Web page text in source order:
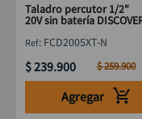
Taladro percutor 1/2"
20V sin batería
: FCD2005XT-N
$239.900 $259.900
Agregar